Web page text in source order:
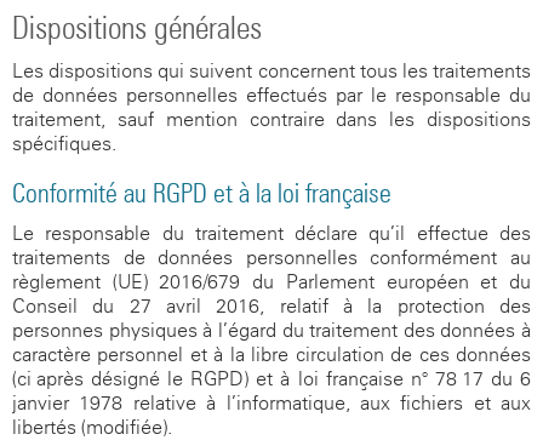
Dispositions générales
Les dispositions qui suivent concernent tous les traitements
de données personnelles effectués par le responsable du
traitement, sauf mention contraire dans les dispositions
spécifiques.
Conformité au RGPD et à la loi française
Le responsable du traitement déclare qu’il effectue des
traitements de données personnelles conformément au
règlement (UE) 2016/679 du Parlement européen et du
Conseil du 27 avril 2016, relatif à la protection des
personnes physiques à l’égard du traitement des données à
caractère personnel et à la libre circulation de ces données
(ci-après désigné le RGPD) et à loi française n° 78-17 du 6
janvier 1978 relative à l’informatique, aux fichiers et aux
libertés (modifiée).